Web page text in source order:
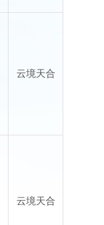
云境天合
云境天合